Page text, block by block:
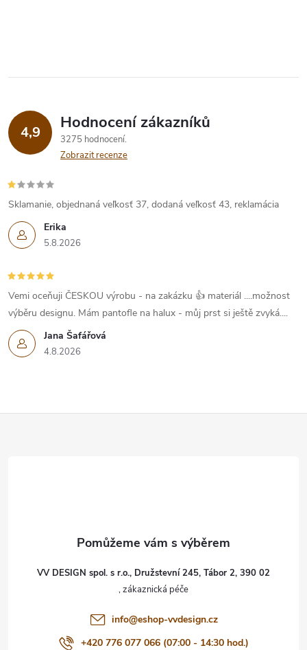
4,9 Hodnocení zákazníků
3275 hodnocení
Zobrazit recenze
Erika
5.8.2026
Sklamanie, objednaná veľkosť 37, dodaná veľkosť 43, reklamácia
Jana Šafářová
4.8.2026
Vemi oceňuji ČESKOU výrobu - na zakázku 👍 materiál ....možnost
výběru designu. Mám pantofle na halux - můj prst si ještě zvyká....
VV DESIGN spol. s r.o., Družstevní 245, Tábor 2, 390 02
info@eshop-vvdesign.cz
+420 776 077 066 (07:00 - 14:30 hod.)